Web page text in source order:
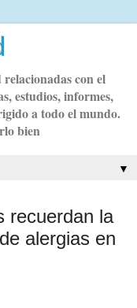
con el
estudios, informes,
a todo el mundo.
bien
▼
recuerdan la
alergias en